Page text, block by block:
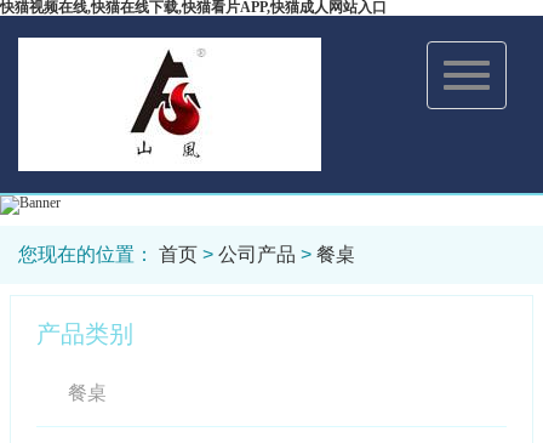
快猫视频在线,快猫在线下载,快猫看片APP,快猫成人网站入口
Toggle
navigation
您现在的位置： 首页 > 公司产品 > 餐桌
产品类别
餐桌